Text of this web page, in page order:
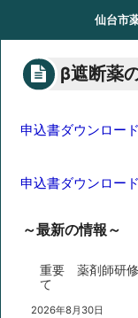
仙台市
β遮断薬
申込書ダウンロード
申込書ダウンロード
～最新の情報～
重要 薬剤師研修
て
2026年8月30日